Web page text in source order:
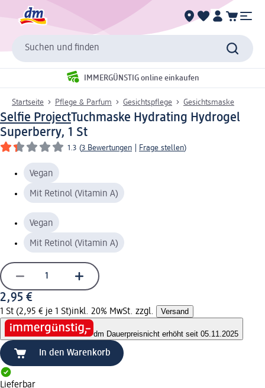
Suchen und finden
IMMERGÜNSTIG online einkaufen
Startseite Pflege & Parfum Gesichtspflege Gesichtsmaske
Selfie ProjectTuchmaske Hydrating Hydrogel
Superberry, 1 St
1.3 (3 Bewertungen Frage stellen)
Vegan
Mit Retinol (Vitamin A)
Vegan
Mit Retinol (Vitamin A)
2,95 €
1 St (2,95 € je 1 St)inkl. 20% MwSt. zzgl. Versand
dm Dauerpreisnicht erhöht seit 05.11.2025
In den Warenkorb
Lieferbar